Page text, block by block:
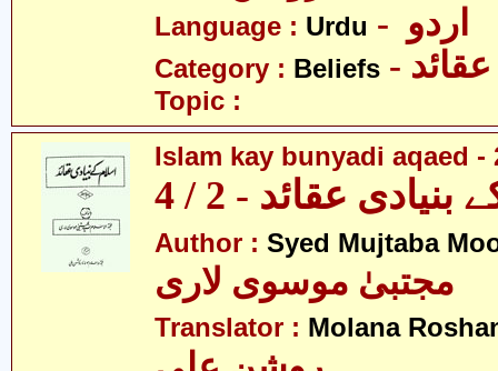
Language : Urdu
Category : Beliefs - عقائد
Topic :
Islam kay bunyadi aqaed -
عقائد - 2 / 4
Author : Syed Mujtaba
مجتبیٰ موسوی لاری
Translator : Molana